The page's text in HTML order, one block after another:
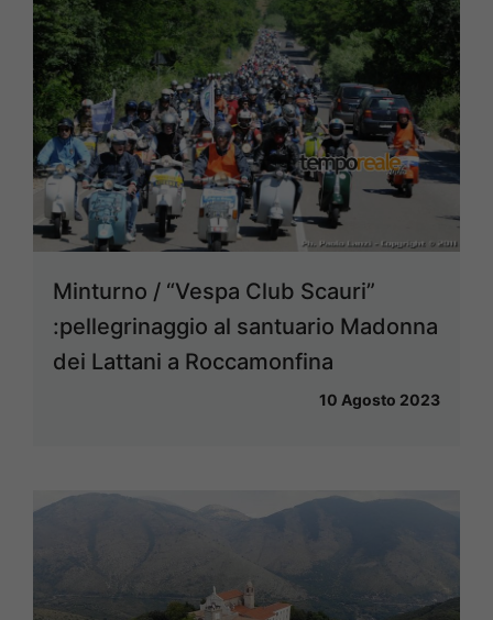
Minturno / “Vespa Club Scauri”
:pellegrinaggio al santuario Madonna
dei Lattani a Roccamonfina
10 Agosto 2023